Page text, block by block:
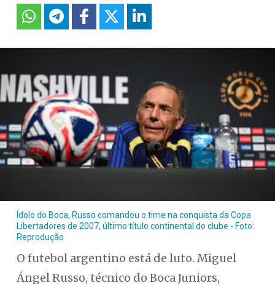
Ídolo do Boca, Russo comandou o time na conquista da Copa
Libertadores de 2007, último título continental do clube - Foto:
Reprodução
O futebol argentino está de luto. Miguel
Ángel Russo, técnico do Boca Juniors,